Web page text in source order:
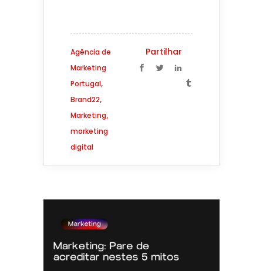
Agência de
Marketing
Portugal,
Brand22,
Marketing,
marketing
digital
Partilhar